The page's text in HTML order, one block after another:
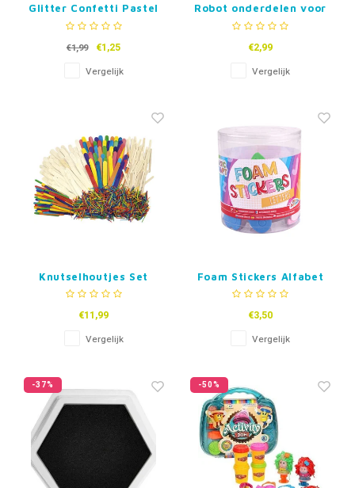
Glitter Confetti Pastel
2g, 6 Kleuren
€1,99 €1,25
Vergelijk
Robot onderdelen voor
klei
€2,99
Vergelijk
Knutselhoutjes Set
€11,99
Vergelijk
Foam Stickers Alfabet
€3,50
Vergelijk
-37% -50%